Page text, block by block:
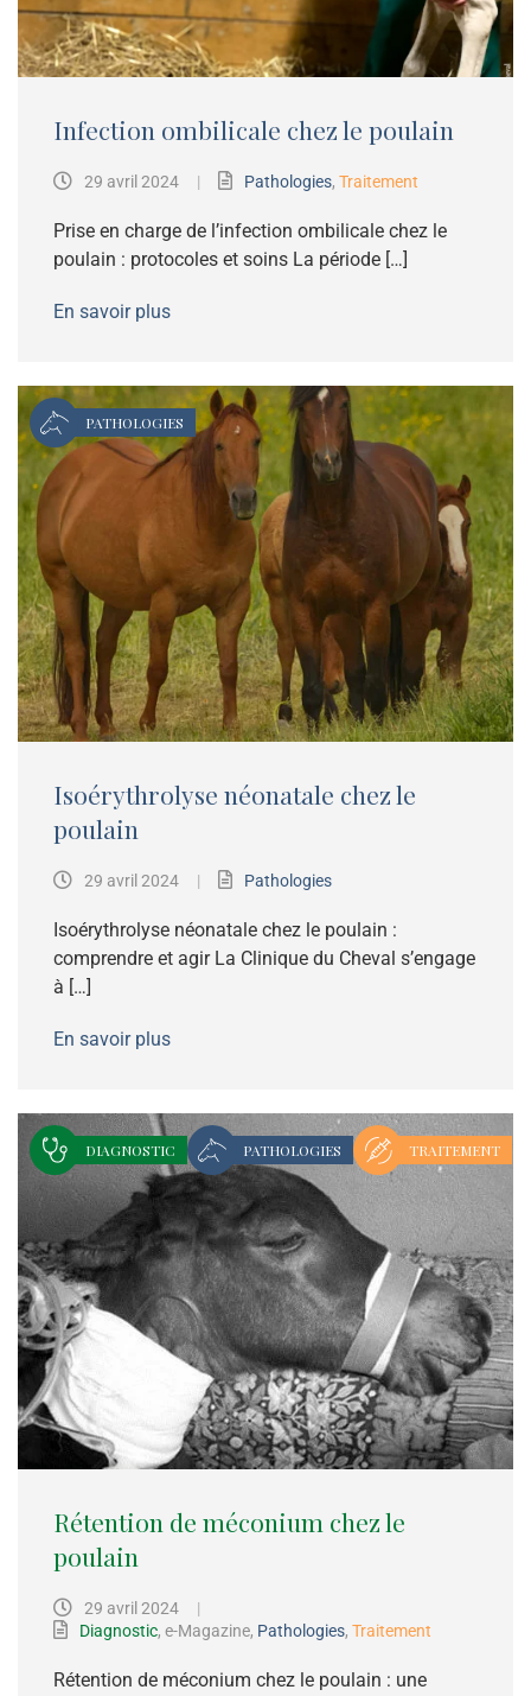
Infection ombilicale chez le poulain
29 avril 2024 | Pathologies, Traitement
Prise en charge de l’infection ombilicale chez le
poulain : protocoles et soins La période […]
En savoir plus
PATHOLOGIES
Isoérythrolyse néonatale chez le
poulain
29 avril 2024 | Pathologies
Isoérythrolyse néonatale chez le poulain :
comprendre et agir La Clinique du Cheval s’engage
à […]
En savoir plus
DIAGNOSTIC PATHOLOGIES TRAITEMENT
Rétention de méconium chez le
poulain
29 avril 2024
|
Diagnostic, e-Magazine, Pathologies, Traitement
Rétention de méconium chez le poulain : une